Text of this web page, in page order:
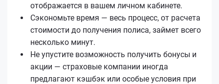
отображается в вашем личном кабинете.
Сэкономьте время — весь процесс, от расчета
стоимости до получения полиса, займет всего
несколько минут.
Не упустите возможность получить бонусы и
акции — страховые компании иногда
предлагают кэшбэк или особые условия при